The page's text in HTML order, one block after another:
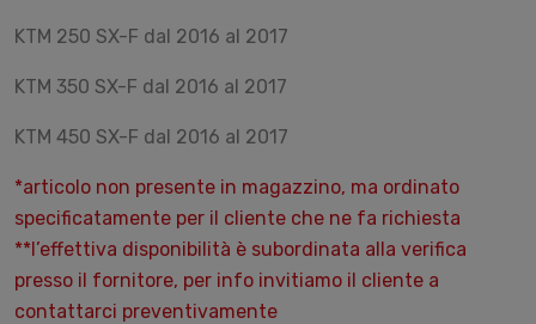
KTM 250 SX-F dal 2016 al 2017
KTM 350 SX-F dal 2016 al 2017
KTM 450 SX-F dal 2016 al 2017
*articolo non presente in magazzino, ma ordinato
specificatamente per il cliente che ne fa richiesta
**l’effettiva disponibilità è subordinata alla verifica
presso il fornitore, per info invitiamo il cliente a
contattarci preventivamente